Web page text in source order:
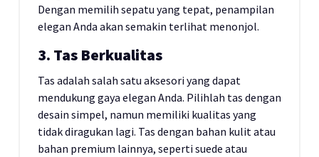
Dengan memilih sepatu yang tepat, penampilan
elegan Anda akan semakin terlihat menonjol.
3. Tas Berkualitas
Tas adalah salah satu aksesori yang dapat
mendukung gaya elegan Anda. Pilihlah tas dengan
desain simpel, namun memiliki kualitas yang
tidak diragukan lagi. Tas dengan bahan kulit atau
bahan premium lainnya, seperti suede atau